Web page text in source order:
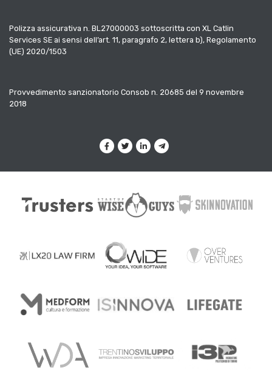
Polizza assicurativa n. BL27000003 sottoscritta con XL Catlin
Services SE ai sensi dell’art. 11, paragrafo 2, lettera b), Regolamento
(UE) 2020/1503
Provvedimento sanzionatorio Consob n. 20685 del 9 novembre
2018